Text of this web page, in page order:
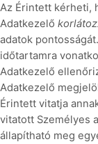
Az Érintett kérheti,
Adatkezelő
adatok
időtartamra
Adatkezelő
Adatkezelő
Érintett vitatja
vitatott Személyes
állapítható meg